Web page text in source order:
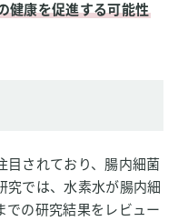
健康を促進する可能性
目されており、腸内細菌
究では、水素水が腸内細
での研究結果をレビュー